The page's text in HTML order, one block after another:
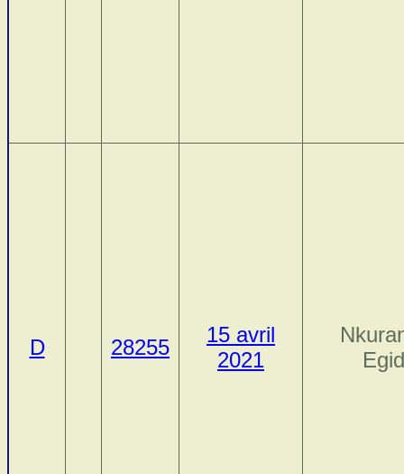
D 28255
15 avril
2021